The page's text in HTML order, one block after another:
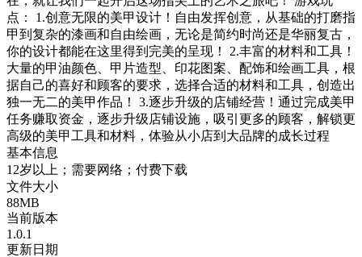
点： 1.创意无限的美甲设计！自由发挥创意，从基础的打磨指
甲到复杂的漆画和自由绘画，无论是简约时尚还是华丽复古，
你的设计都能在这里得到完美的呈现！ 2.丰富的材料和工具！
大量的甲油颜色、甲片造型、印花图案、配饰和绘画工具，根
据自己的喜好和顾客的要求，选择合适的材料和工具，创造出
独一无二的美甲作品！ 3.逐步升级的店铺经营！通过完成美甲
任务赚取资金，逐步升级店铺设施，吸引更多的顾客，解锁更
高级的美甲工具和材料，体验从小店到大品牌的成长过程
基本信息
12岁以上；需要网络；付费下载
文件大小
88MB
当前版本
1.0.1
更新日期